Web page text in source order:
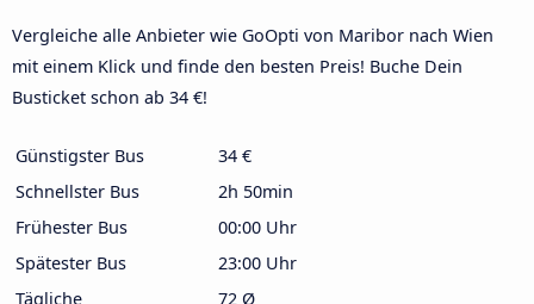
Vergleiche alle Anbieter wie GoOpti von Maribor nach Wien
mit einem Klick und finde den besten Preis! Buche Dein
Busticket schon ab 34 €!
Günstigster Bus
34 €
Schnellster Bus
2h 50min
Frühester Bus
00:00 Uhr
Spätester Bus
23:00 Uhr
Tägliche
72 Ø